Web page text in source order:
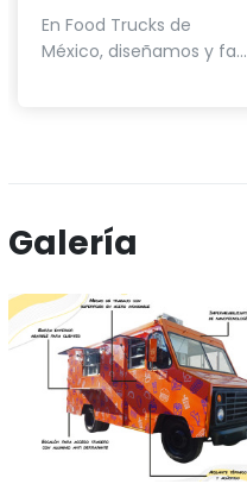
En Food Trucks de
México, diseñamos y fa...
Galería